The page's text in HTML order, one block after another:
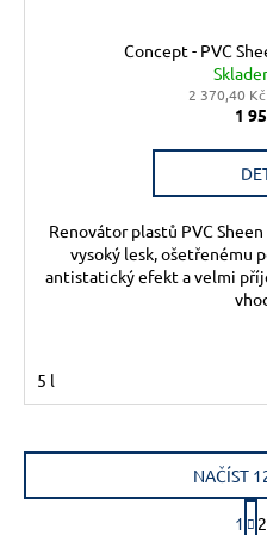
Concept - PVC
2 370,40
1
Renovátor plastů PVC
vysoký lesk, ošetřenému
antistatický efekt a velmi
5 l
NAČÍST
1 2